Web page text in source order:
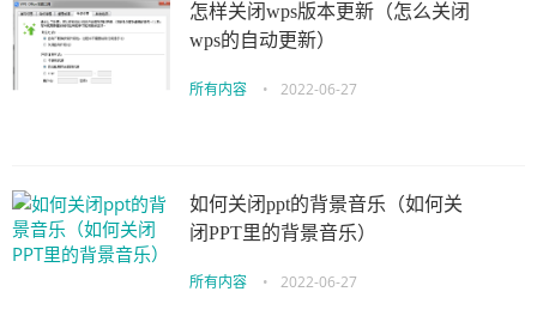
怎样关闭wps版本更新（怎么关闭
wps的自动更新）
所有内容 • 2022-06-27
如何关闭ppt的背景音乐（如何关
闭PPT里的背景音乐）
所有内容 • 2022-06-27